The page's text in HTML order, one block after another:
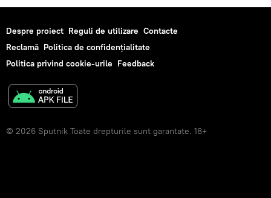
Despre proiect Reguli de utilizare Contacte
Reclamă Politica de confidențialitate
Politica privind cookie-urile Feedback
© 2026 Sputnik Toate drepturile sunt garantate. 18+